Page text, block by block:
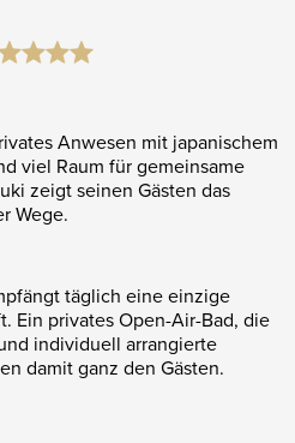
Anwesen mit japanischem
viel Raum für gemeinsame
zeigt seinen Gästen das
Wege.
täglich eine einzige
Ein privates Open-Air-Bad, die
individuell arrangierte
damit ganz den Gästen.